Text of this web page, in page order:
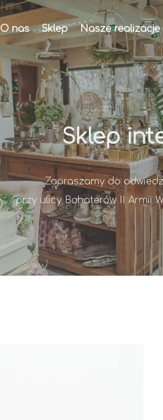
O nas Sklep Nasze realizacje
Sklep
Zapraszamy do
przy ulicy Bohaterów II Armii